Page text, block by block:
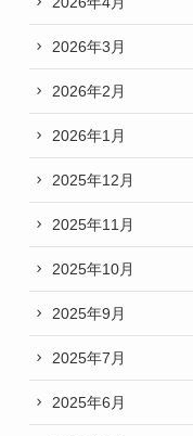
2026年3月
2026年2月
2026年1月
2025年12月
2025年11月
2025年10月
2025年9月
2025年7月
2025年6月